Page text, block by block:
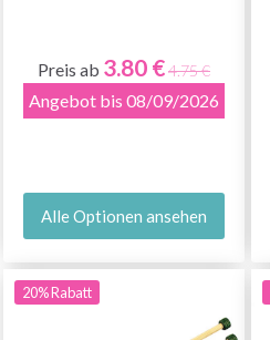
Preis ab 3.80 €4.75 €
Angebot bis 08/09/2026
Alle Optionen ansehen
20% Rabatt